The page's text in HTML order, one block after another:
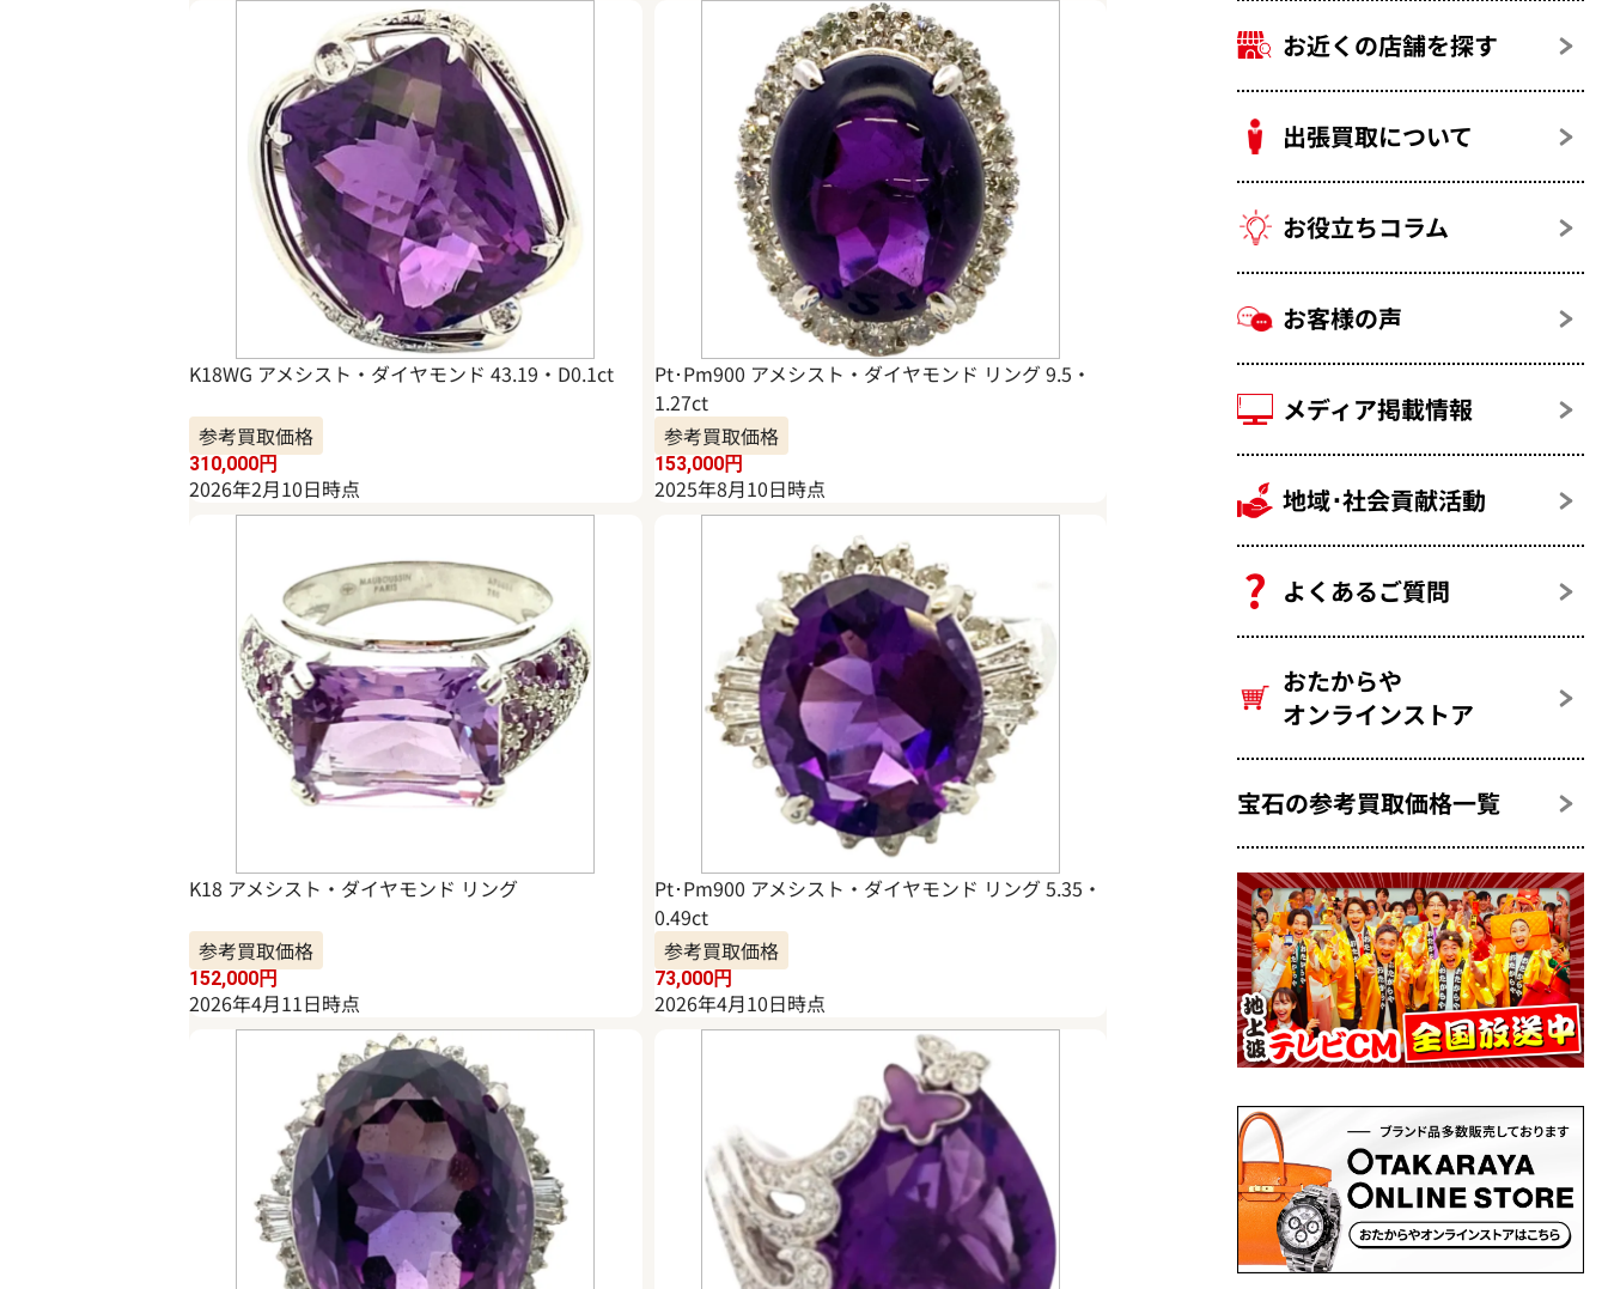
K18WG アメシスト・ダイヤモンド 43.19・D0.1ct
参考買取価格
310,000円
2026年2月10日時点
Pt･Pm900 アメシスト・ダイヤモンド リング 9.5・
1.27ct
参考買取価格
153,000円
2025年8月10日時点
K18 アメシスト・ダイヤモンド リング
参考買取価格
152,000円
2026年4月11日時点
Pt･Pm900 アメシスト・ダイヤモンド リング 5.35・
0.49ct
参考買取価格
73,000円
2026年4月10日時点
お近くの店舗を探す
出張買取について
お役立ちコラム
お客様の声
メディア掲載情報
地域･社会貢献活動
よくあるご質問
おたからや
オンラインストア
宝石の参考買取価格一覧